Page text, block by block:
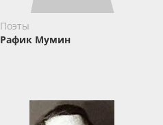
Поэты
Рафик Мумин